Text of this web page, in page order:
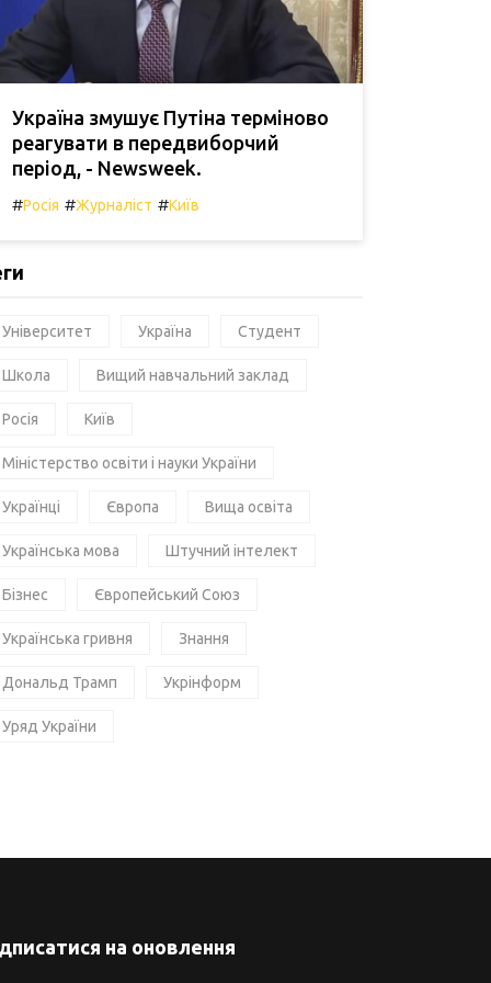
Україна змушує Путіна терміново
реагувати в передвиборчий
період, - Newsweek.
#Росія #Журналіст #Київ
Університет Україна Студент
Школа Вищий навчальний заклад
Росія Київ
Міністерство освіти і науки України
Українці Європа Вища освіта
Українська мова Штучний інтелект
Бізнес Європейський Союз
Українська гривня Знання
Дональд Трамп Укрінформ
Уряд України
на оновлення